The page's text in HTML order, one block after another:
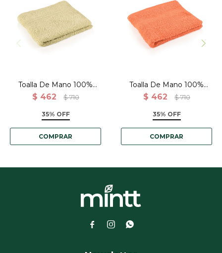
Toalla-500GSM-50X80-D-
Brown-Marron
Toalla De Mano 100%
Algodón 500 Grs.
$ 462 $ 710
35% OFF
Toalla-500GSM-50X80-
Bricks-Ladrillo
Toalla De Mano 100%
Algodón 500 Grs.
$ 462 $ 710
35% OFF
  